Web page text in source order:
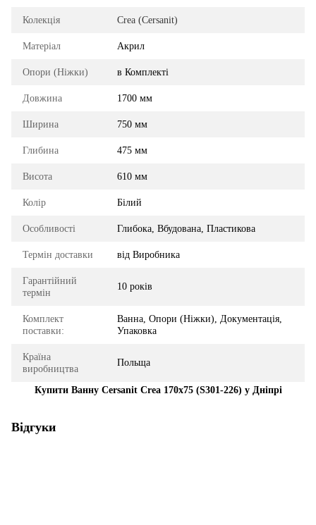
Колекція Crea (Cersanit)
Матеріал Акрил
Опори (Ніжки) в Комплекті
Довжина 1700 мм
Ширина 750 мм
Глибина 475 мм
Висота 610 мм
Колір Білий
Особливості Глибока, Вбудована, Пластикова
Термін доставки від Виробника
Гарантійний
термін
10 років
Комплект
поставки:
Ванна, Опори (Ніжки), Документація,
Упаковка
Країна
виробництва
Польща
Купити Ванну Cersanit Crea 170x75 (S301-226) у Дніпрі
Відгуки